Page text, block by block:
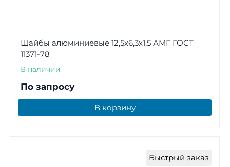
Шайбы алюминиевые 12,5х6,3х1,5 АМГ ГОСТ
11371-78
В наличии
По запросу
В корзину
Быстрый заказ